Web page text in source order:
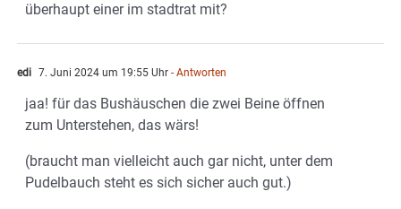
überhaupt einer im stadtrat mit?
edi 7. Juni 2024 um 19:55 Uhr - Antworten
jaa! für das Bushäuschen die zwei Beine öffnen
zum Unterstehen, das wärs!
(braucht man vielleicht auch gar nicht, unter dem
Pudelbauch steht es sich sicher auch gut.)